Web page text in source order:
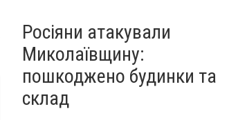
Росіяни атакували
Миколаївщину:
пошкоджено будинки та
склад